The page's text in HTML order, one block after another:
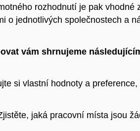
rozhodnutí je pak vhodné
o jednotlivých společnostech a
vám shrnujeme
si vlastní hodnoty a
jaká pracovní místa jsou